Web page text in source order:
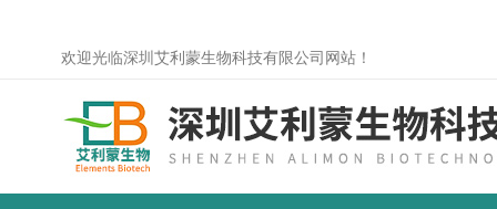
欢迎光临深圳艾利蒙生物科技有限公司网站！